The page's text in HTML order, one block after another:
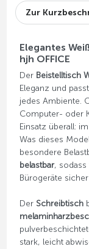
Zur
Elegantes
hjh OFFICE
Der Beistelltisch
Eleganz und
jedes Ambiente.
Computer- oder
Einsatz überall:
Was dieses
besondere
belastbar, sodass
Bürogeräte
Der Schreibtisch
stark, leicht